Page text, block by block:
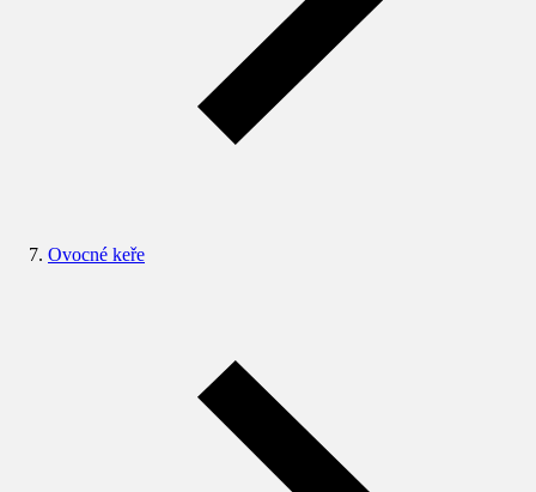
Ovocné keře